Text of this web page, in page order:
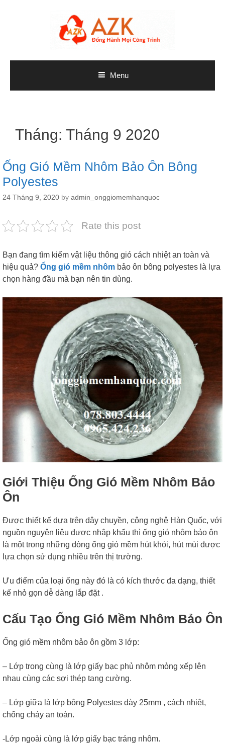
Menu
Tháng: Tháng 9 2020
Ống Gió Mềm Nhôm Bảo Ôn Bông
Polyestes
24 Tháng 9, 2020 by admin_onggiomemhanquoc
Rate this post
Bạn đang tìm kiếm vật liệu thông gió cách nhiệt an toàn và
hiệu quả? Ống gió mềm nhôm bảo ôn bông polyestes là lựa
chọn hàng đầu mà bạn nên tin dùng.
Giới Thiệu Ống Gió Mềm Nhôm Bảo
Ôn
Được thiết kế dựa trên dây chuyền, công nghệ Hàn Quốc, với
nguồn nguyên liệu được nhập khẩu thì ống gió nhôm bảo ôn
là một trong những dòng ống gió mềm hút khói, hút mùi được
lựa chọn sử dụng nhiều trên thị trường.
Ưu điểm của loại ống này đó là có kích thước đa dạng, thiết
kế nhỏ gọn dễ dàng lắp đặt .
Cấu Tạo Ống Gió Mềm Nhôm Bảo Ôn
Ống gió mềm nhôm bảo ôn gồm 3 lớp:
– Lớp trong cùng là lớp giấy bạc phủ nhôm mỏng xếp lên
nhau cùng các sợi thép tang cường.
– Lớp giữa là lớp bông Polyestes dày 25mm , cách nhiệt,
chống cháy an toàn.
-Lớp ngoài cùng là lớp giấy bạc tráng nhôm.